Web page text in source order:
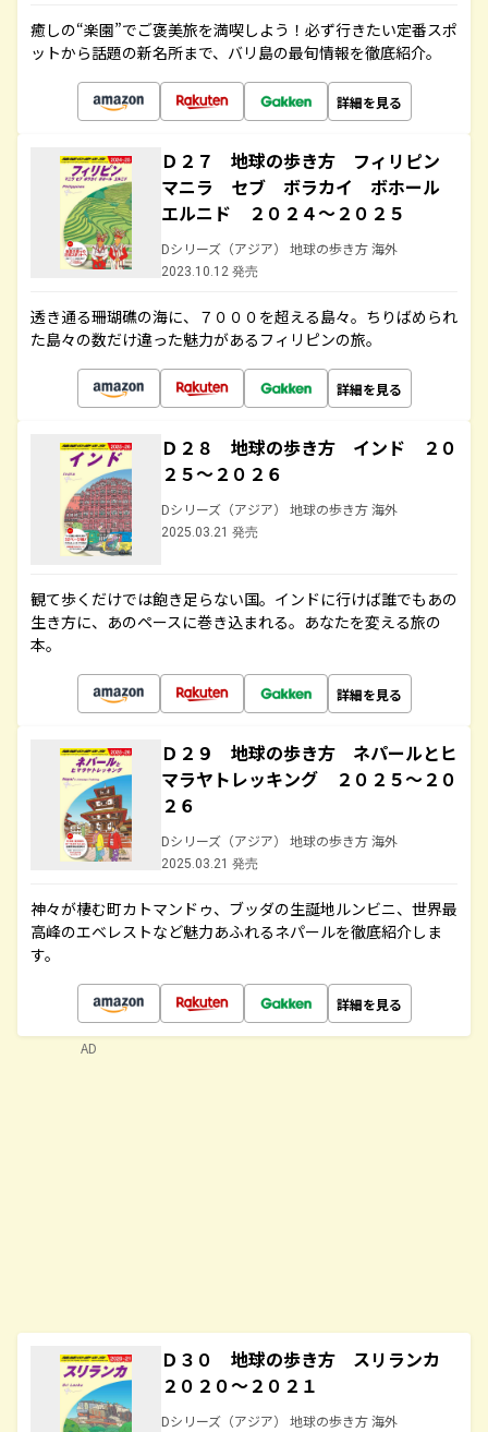
癒しの“楽園”でご褒美旅を満喫しよう！必ず行きたい定番スポ
ットから話題の新名所まで、バリ島の最旬情報を徹底紹介。
詳細を見る
Ｄ２７ 地球の歩き方 フィリピン
マニラ セブ ボラカイ ボホール
エルニド ２０２４～２０２５
Dシリーズ（アジア） 地球の歩き方 海外
2023.10.12 発売
透き通る珊瑚礁の海に、７０００を超える島々。ちりばめられ
た島々の数だけ違った魅力があるフィリピンの旅。
詳細を見る
Ｄ２８ 地球の歩き方 インド ２０
２５～２０２６
Dシリーズ（アジア） 地球の歩き方 海外
2025.03.21 発売
観て歩くだけでは飽き足らない国。インドに行けば誰でもあの
生き方に、あのペースに巻き込まれる。あなたを変える旅の
本。
詳細を見る
Ｄ２９ 地球の歩き方 ネパールとヒ
マラヤトレッキング ２０２５～２０
２６
Dシリーズ（アジア） 地球の歩き方 海外
2025.03.21 発売
神々が棲む町カトマンドゥ、ブッダの生誕地ルンビニ、世界最
高峰のエベレストなど魅力あふれるネパールを徹底紹介しま
す。
詳細を見る
Ｄ３０ 地球の歩き方 スリランカ
２０２０～２０２１
Dシリーズ（アジア） 地球の歩き方 海外
AD